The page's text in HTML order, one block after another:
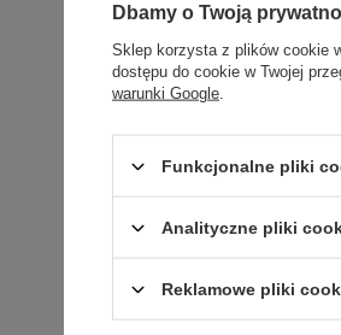
Dbamy o Twoją
Sklep korzysta z plików cookie
dostępu do cookie w Twojej
warunki Google
Funkcjonalne pliki
Analityczne pliki
Reklamowe pliki